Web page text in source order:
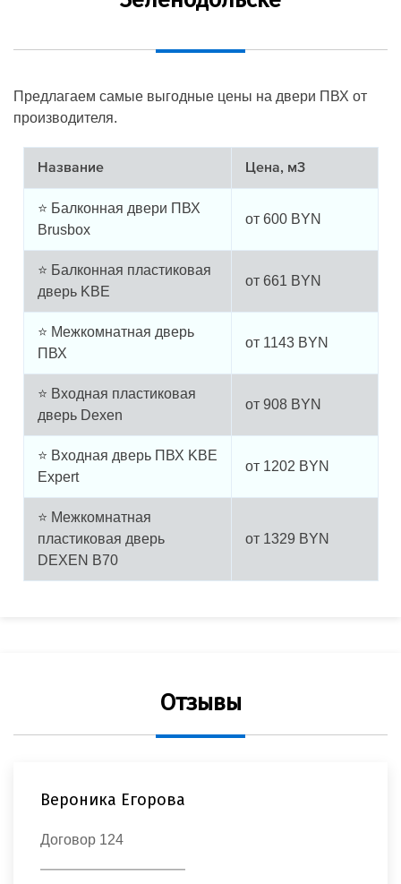
Предлагаем самые выгодные цены на двери ПВХ от
производителя.
Название Цена, м3
⭐ Балконная двери ПВХ
Brusbox
от 600 BYN
⭐ Балконная пластиковая
дверь KBE
от 661 BYN
⭐ Межкомнатная дверь
ПВХ
от 1143 BYN
⭐ Входная пластиковая
дверь Dexen
от 908 BYN
⭐ Входная дверь ПВХ KBE
Expert
от 1202 BYN
⭐ Межкомнатная
пластиковая дверь
DEXEN B70
от 1329 BYN
Отзывы
Вероника Егорова
Договор 124